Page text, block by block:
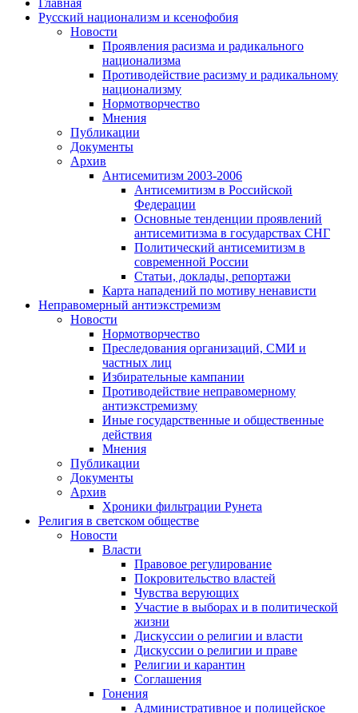
Главная
Русский национализм и ксенофобия
Новости
Проявления расизма и радикального
национализма
Противодействие расизму и радикальному
национализму
Нормотворчество
Мнения
Публикации
Документы
Архив
Антисемитизм 2003-2006
Антисемитизм в Российской
Федерации
Основные тенденции проявлений
антисемитизма в государствах СНГ
Политический антисемитизм в
современной России
Статьи, доклады, репортажи
Карта нападений по мотиву ненависти
Неправомерный антиэкстремизм
Новости
Нормотворчество
Преследования организаций, СМИ и
частных лиц
Избирательные кампании
Противодействие неправомерному
антиэкстремизму
Иные государственные и общественные
действия
Мнения
Публикации
Документы
Архив
Хроники фильтрации Рунета
Религия в светском обществе
Новости
Власти
Правовое регулирование
Покровительство властей
Чувства верующих
Участие в выборах и в политической
жизни
Дискуссии о религии и власти
Дискуссии о религии и праве
Религии и карантин
Соглашения
Гонения
Административное и полицейское